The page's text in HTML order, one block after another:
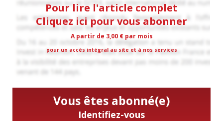
Pour lire l'article complet
Cliquez ici pour vous abonner
A partir de 3,00 € par mois
pour un accès intégral au site et à nos services
Vous êtes abonné(e)
Identifiez-vous